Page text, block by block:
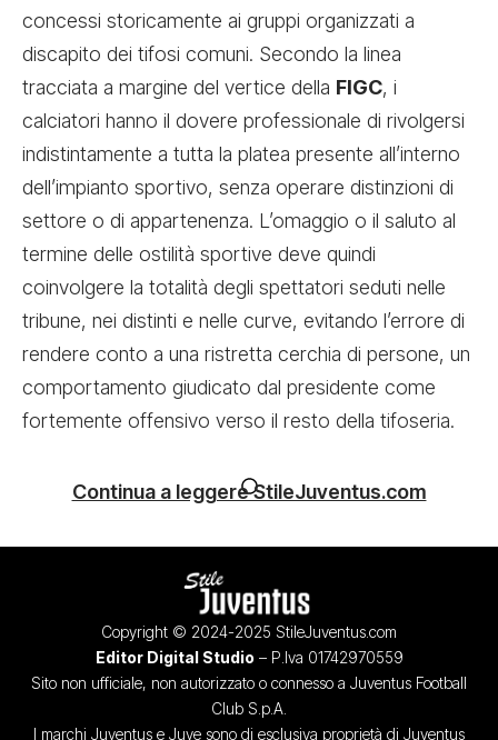
concessi storicamente ai gruppi organizzati a
discapito dei tifosi comuni. Secondo la linea
tracciata a margine del vertice della FIGC, i
calciatori hanno il dovere professionale di rivolgersi
indistintamente a tutta la platea presente all’interno
dell’impianto sportivo, senza operare distinzioni di
settore o di appartenenza. L’omaggio o il saluto al
termine delle ostilità sportive deve quindi
coinvolgere la totalità degli spettatori seduti nelle
tribune, nei distinti e nelle curve, evitando l’errore di
rendere conto a una ristretta cerchia di persone, un
comportamento giudicato dal presidente come
fortemente offensivo verso il resto della tifoseria.
Continua a leggere StileJuventus.com
Copyright © 2024-2025 StileJuventus.com
Editor Digital Studio – P.Iva 01742970559
Sito non ufficiale, non autorizzato o connesso a Juventus Football
Club S.p.A.
I marchi Juventus e Juve sono di esclusiva proprietà di Juventus